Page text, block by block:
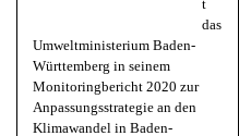
t
das
Umweltministerium Baden-
Württemberg in seinem
Monitoringbericht 2020 zur
Anpassungsstrategie an den
Klimawandel in Baden-